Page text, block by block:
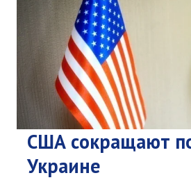
США сокращают
Украине